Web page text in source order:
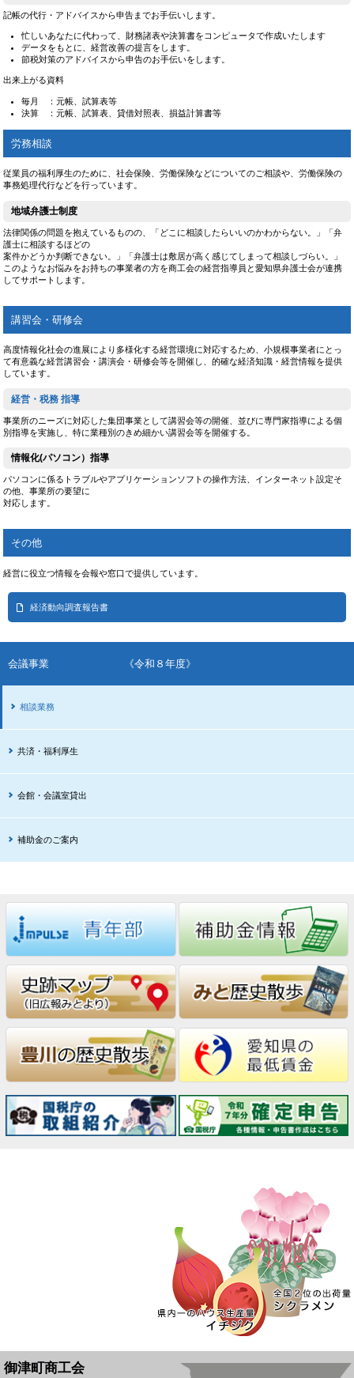
記帳の代行・アドバイスから申告までお手伝いします。
忙しいあなたに代わって、財務諸表や決算書をコンピュータで作成いたします
データをもとに、経営改善の提言をします。
節税対策のアドバイスから申告のお手伝いをします。
出来上がる資料
毎月 ：元帳、試算表等
決算 ：元帳、試算表、貸借対照表、損益計算書等
労務相談
従業員の福利厚生のために、社会保険、労働保険などについてのご相談や、労働保険の
事務処理代行などを行っています。
地域弁護士制度
法律関係の問題を抱えているものの、「どこに相談したらいいのかわからない。」「弁
護士に相談するほどの
案件かどうか判断できない。」「弁護士は敷居が高く感じてしまって相談しづらい。」
このようなお悩みをお持ちの事業者の方を商工会の経営指導員と愛知県弁護士会が連携
してサポートします。
講習会・研修会
高度情報化社会の進展により多様化する経営環境に対応するため、小規模事業者にとっ
て有意義な経営講習会・講演会・研修会等を開催し、的確な経済知識・経営情報を提供
しています。
経営・税務 指導
事業所のニーズに対応した集団事業として講習会等の開催、並びに専門家指導による個
別指導を実施し、特に業種別のきめ細かい講習会等を開催する。
情報化(パソコン）指導
パソコンに係るトラブルやアプリケーションソフトの操作方法、インターネット設定そ
の他、事業所の要望に
対応します。
その他
経営に役立つ情報を会報や窓口で提供しています。
経済動向調査報告書
会議事業 《令和８年度》
相談業務
共済・福利厚生
会館・会議室貸出
補助金のご案内
御津町商工会